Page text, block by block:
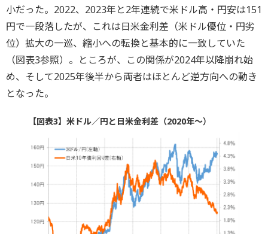
小だった。2022、2023年と2年連続で米ドル高・円安は151
円で一段落したが、これは日米金利差（米ドル優位・円劣
位）拡大の一巡、縮小への転換と基本的に一致していた
（図表3参照）。ところが、この関係が2024年以降崩れ始
め、そして2025年後半から両者はほとんど逆方向への動き
となった。
【図表3】米ドル／円と日米金利差（2020年～）